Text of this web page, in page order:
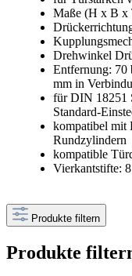
Maße (H x B x
Drehwinkel
Entfernung: 70
mm in
für DIN 18251
Standard-
kompatibel mit
Rundzylindern
kompatible
Vierkantstifte:
Produkte filtern
Produkte